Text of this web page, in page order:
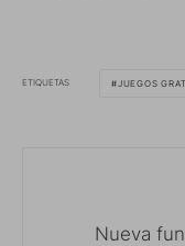
ETIQUETAS JUEGOS
Nueva